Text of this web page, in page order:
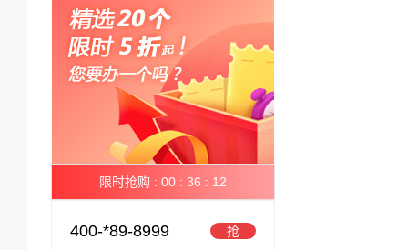
限时抢购 : 00 : 36 : 11
400-*89-8999 抢